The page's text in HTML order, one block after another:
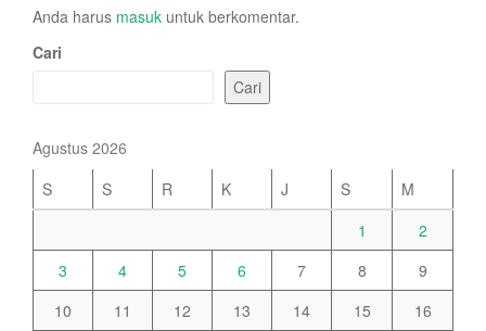
Anda harus masuk untuk berkomentar.
Cari
Cari
Agustus 2026
S
S R K J S
M
1
2
3
4 5 6 7 8
9
10
11 12 13 14 15
16